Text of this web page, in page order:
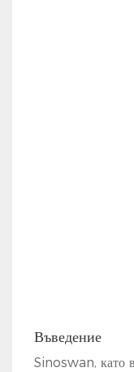
Въведение
Sinoswan, като